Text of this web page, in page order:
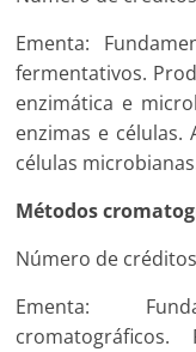
Ementa:
fermentativos.
enzimática e
enzimas e células.
células
Métodos
Número de
Ementa: